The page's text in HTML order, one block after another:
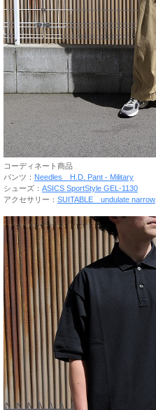
コーディネート商品
パンツ： Needles H.D. Pant - Military
シューズ： ASICS SportStyle GEL-1130
アクセサリー： SUITABLE undulate narrow